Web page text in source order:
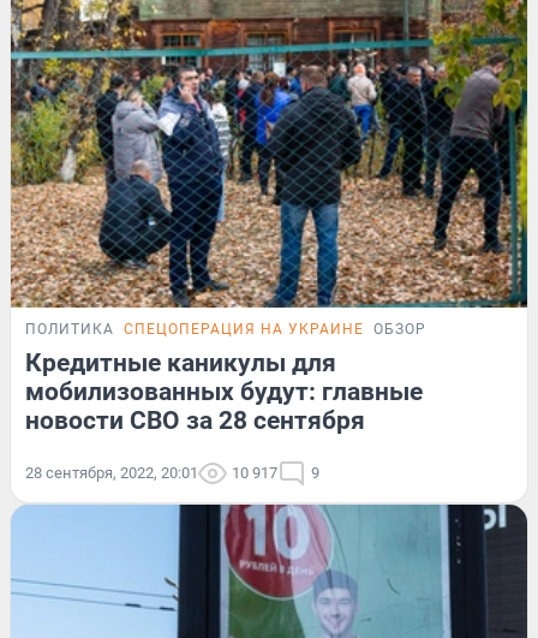
ПОЛИТИКА СПЕЦОПЕРАЦИЯ НА УКРАИНЕ ОБЗОР
Кредитные каникулы для
мобилизованных будут: главные
новости СВО за 28 сентября
28 сентября, 2022, 20:01 10 917 9